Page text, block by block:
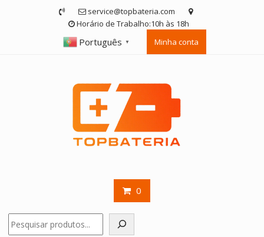
service@topbateria.com
Horário de Trabalho:10h às 18h
Português ▼ Minha conta
0